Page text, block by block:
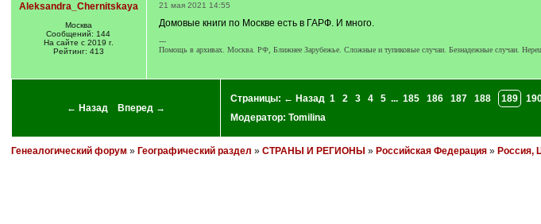
Aleksandra_Chernitskaya
Москва
Сообщений: 144
На сайте с 2019 г.
Рейтинг: 413
21 мая 2021 14:55
Домовые книги по Москве есть в ГАРФ. И много.
---
Помощь в архивах. Москва. РФ, Ближнее Зарубежье. Сложные и тупиковые случаи. Безнадежные случаи.
← Назад Вперед →
Страницы: ← Назад 1 2 3 4 5 ... 185 186 187 188 189
Модератор: Tomilina
Генеалогический форум » Географический раздел » СТРАНЫ И РЕГИОНЫ » Российская Федерация» Россия,